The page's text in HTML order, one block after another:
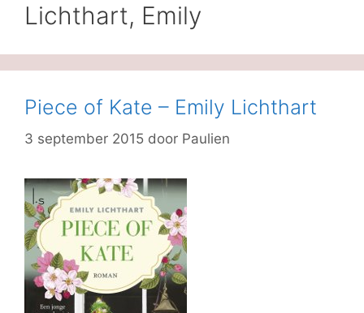
Lichthart, Emily
Piece of Kate – Emily Lichthart
3 september 2015 door Paulien